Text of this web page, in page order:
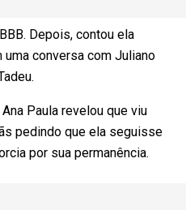
Depois, contou ela
conversa com Juliano
Paula revelou que viu
pedindo que ela seguisse
por sua permanência.